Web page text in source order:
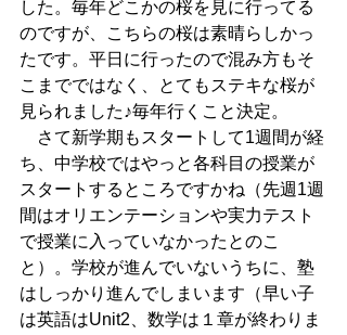
した。毎年どこかの桜を見に行ってる
のですが、こちらの桜は素晴らしかっ
たです。平日に行ったので混み方もそ
こまでではなく、とてもステキな桜が
見られました♪毎年行くこと決定。
さて新学期もスタートして1週間が経
ち、中学校ではやっと各科目の授業が
スタートするところですかね（先週1週
間はオリエンテーションや実力テスト
で授業に入っていなかったとのこ
と）。学校が進んでいないうちに、塾
はしっかり進んでしまいます（早い子
は英語はUnit2、数学は１章が終わりま